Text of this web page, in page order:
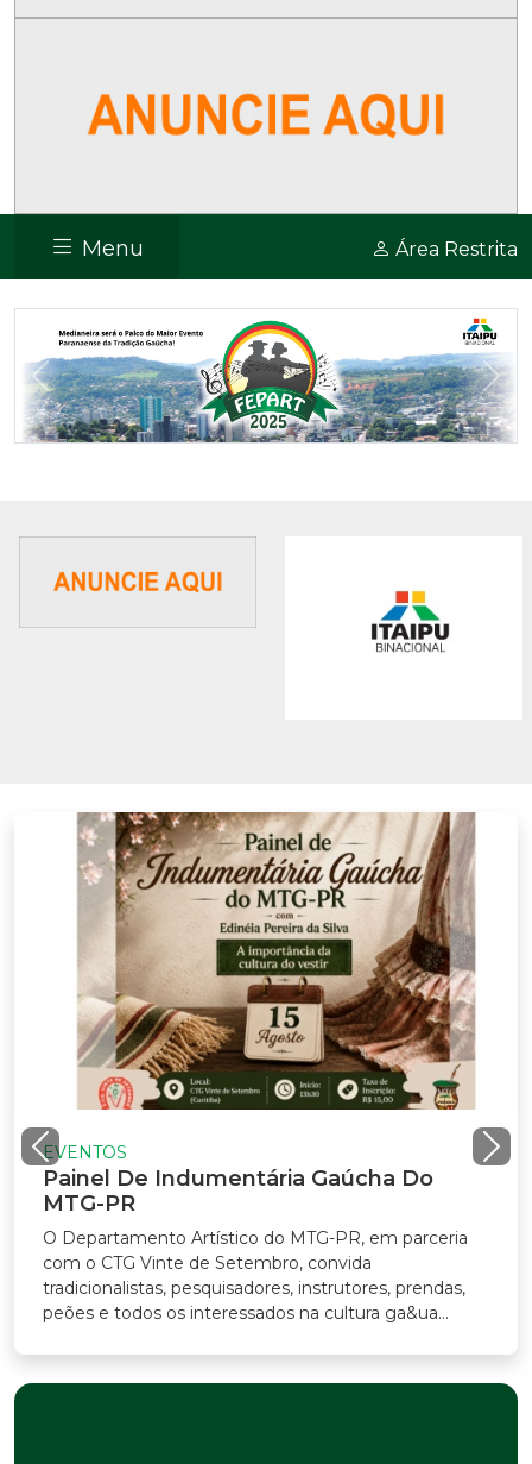
Menu Área Restrita
Previous
De Indumentária Gaúcha Do
PR
Departamento Artístico do MTG-PR, em parceria
o CTG Vinte de Setembro, convida
pesquisadores, instrutores, prendas,
e todos os interessados na cultura ga&ua...